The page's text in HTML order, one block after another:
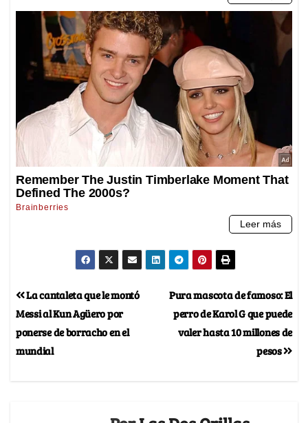
Pura mascota de famoso: El
perro de Karol G que puede
valer hasta 10 millones de
pesos
La cantaleta que le montó
Messi al Kun Agüero por
ponerse de borracho en el
mundial